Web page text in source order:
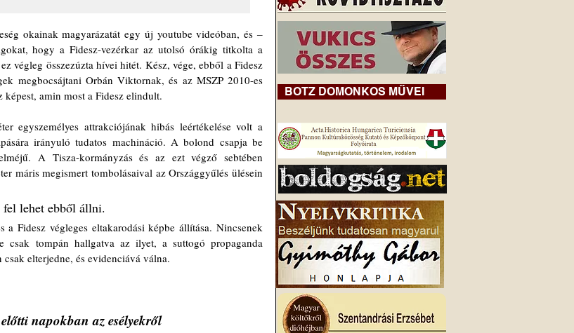
okainak magyarázatát egy új youtube videóban, és
hogy a Fidesz-vezérkar az utolsó órákig titkolta a
végleg összezúzta hívei hitét. Kész, vége, ebből a Fidesz
megbocsájtani Orbán Viktornak, és az MSZP 2010-es
képest, amin most a Fidesz elindult.
egyszemélyes attrakciójának hibás leértékelése volt a
irányuló tudatos machináció. A bolond csapja be
A Tisza-kormányzás és az ezt végző sebtében
lehet ebből állni.
Fidesz végleges eltakarodási képbe állítása. Nincsenek
csak tompán hallgatva az ilyet, a suttogó propaganda
csak elterjedne, és evidenciává válna.
napokban az esélyekről
BOTZ DOMONKOS MŰVEI